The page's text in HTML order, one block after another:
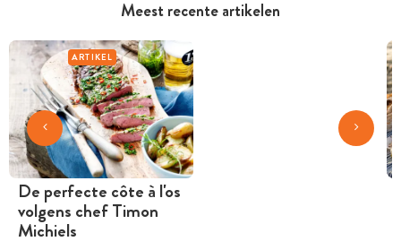
Meest recente artikelen
ARTIKEL
De perfecte côte à l'os
volgens chef Timon
Michiels